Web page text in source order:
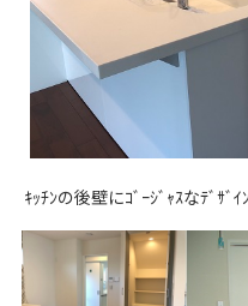
ｷｯﾁﾝの後壁にｺﾞｰｼﾞｬｽなﾃﾞｻﾞｲ